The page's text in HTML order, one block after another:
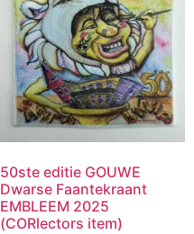
50ste editie GOUWE
Dwarse Faantekraant
EMBLEEM 2025
(CORlectors item)